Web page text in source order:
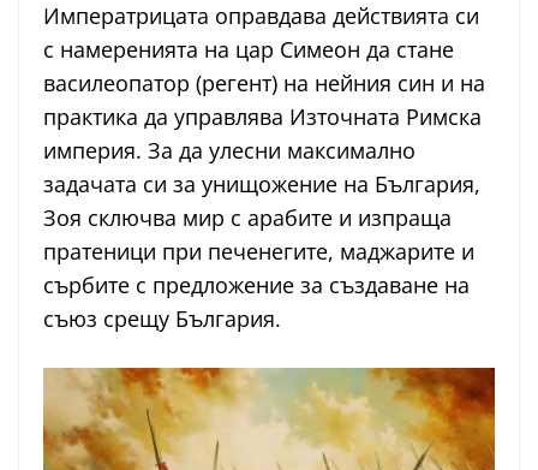
Императрицата оправдава действията си
с намеренията на цар Симеон да стане
василеопатор (регент) на нейния син и на
практика да управлява Източната Римска
империя. За да улесни максимално
задачата си за унищожение на България,
Зоя сключва мир с арабите и изпраща
пратеници при печенегите, маджарите и
сърбите с предложение за създаване на
съюз срещу България.